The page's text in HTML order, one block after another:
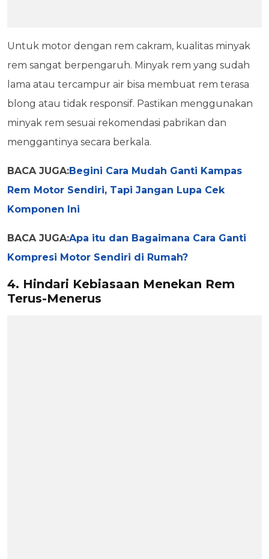
Untuk motor dengan rem cakram, kualitas minyak
rem sangat berpengaruh. Minyak rem yang sudah
lama atau tercampur air bisa membuat rem terasa
blong atau tidak responsif. Pastikan menggunakan
minyak rem sesuai rekomendasi pabrikan dan
menggantinya secara berkala.
BACA JUGA:Begini Cara Mudah Ganti Kampas
Rem Motor Sendiri, Tapi Jangan Lupa Cek
Komponen Ini
BACA JUGA:Apa itu dan Bagaimana Cara Ganti
Kompresi Motor Sendiri di Rumah?
4. Hindari Kebiasaan Menekan Rem
Terus-Menerus